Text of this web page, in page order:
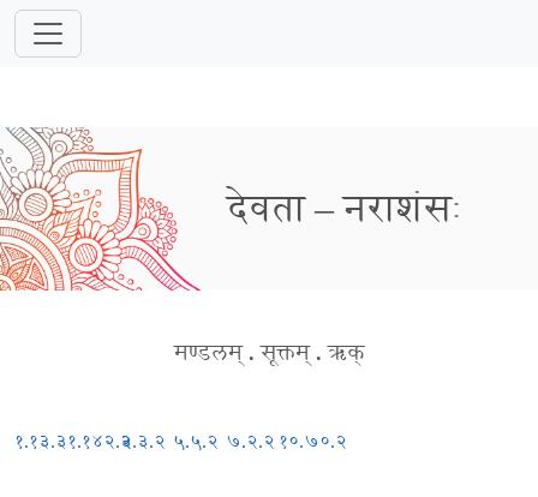
देवता – नराशंसः
मण्डलम् . सूक्तम् . ऋक्
१.१३.३१.१४२.३२.३.२ ५.५.२ ७.२.२ १०.७०.२